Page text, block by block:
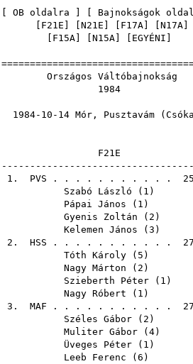
OB oldalra Bajnokságok
F21E N21E F17A N17A
F15A N15A EGYÉNI
Országos
1984-10-14 Mór, Pusztavám
1. PVS . . . . . . . . . . .
Szabó László ( 1
Pápai János ( 1
Gyenis Zoltán ( 2
Kelemen János ( 3
2. HSS . . . . . . . . . . .
Tóth Károly ( 5
Nagy Márton ( 2
Szieberth Péter ( 1
Nagy Róbert ( 1
3. MAF . . . . . . . . . . .
Széles Gábor ( 2
Muliter Gábor ( 4
Üveges Péter ( 1
Leeb Ferenc ( 6